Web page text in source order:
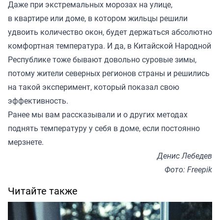
Даже при экстремальных морозах на улице,
в квартире или доме, в котором жильцы решили
удвоить количество окон, будет держаться абсолютно
комфортная температура. И да, в Китайской Народной
Республике тоже бывают довольно суровые зимы,
потому жители северных регионов страны и решились
на такой эксперимент, который показал свою
эффективность.
Ранее мы вам рассказывали и о других методах
поднять температуру у себя в доме, если постоянно
мерзнете.
Денис Лебедев
Фото: Freepik
Читайте также